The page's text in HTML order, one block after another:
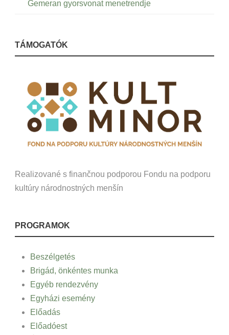
Gemeran gyorsvonat menetrendje
TÁMOGATÓK
Realizované s finančnou podporou Fondu na podporu
kultúry národnostných menšín
PROGRAMOK
Beszélgetés
Brigád, önkéntes munka
Egyéb rendezvény
Egyházi esemény
Előadás
Előadóest